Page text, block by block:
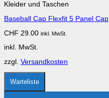
weist
Varianten
Die
können
der
Produktseite
gewählt
Kleider und Taschen
Baseball Cap Flexfit 5 Panel Cap
CHF 29.00 inkl. MwSt.
inkl. MwSt.
zzgl. Versandkosten
Warteliste